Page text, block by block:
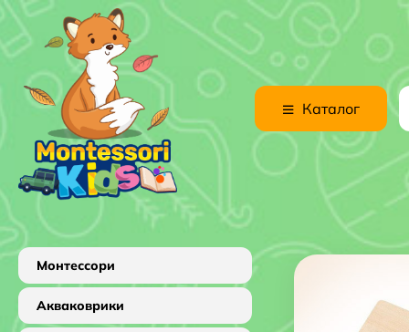
Каталог
Монтессори
Акваковрики